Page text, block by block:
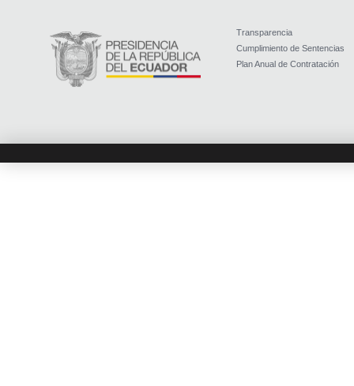
Transparencia
Cumplimiento de Sentencias
Plan Anual de Contratación